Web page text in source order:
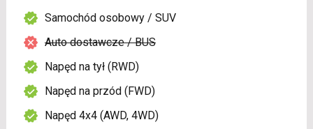
Samochód osobowy / SUV
Auto dostawcze / BUS
Napęd na tył (RWD)
Napęd na przód (FWD)
Napęd 4x4 (AWD, 4WD)